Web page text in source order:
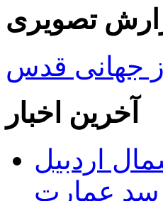
تصویری
جهانی قدس
آخرین اخبار
به شمال اردبیل
سد عمارت